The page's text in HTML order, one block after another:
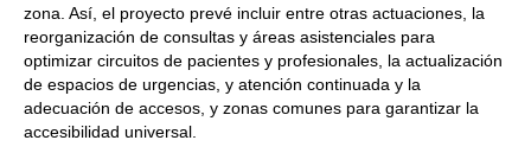
zona. Así, el proyecto prevé incluir entre otras actuaciones, la
reorganización de consultas y áreas asistenciales para
optimizar circuitos de pacientes y profesionales, la actualización
de espacios de urgencias, y atención continuada y la
adecuación de accesos, y zonas comunes para garantizar la
accesibilidad universal.